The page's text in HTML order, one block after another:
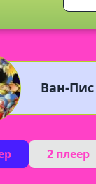
Ван-Пис
2 плеер